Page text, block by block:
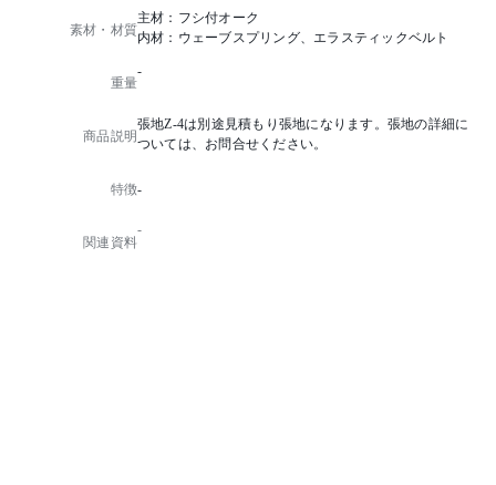
素材・材質
主材：フシ付オーク
内材：ウェーブスプリング、エラスティックベルト
重量
-
商品説明
張地Z-4は別途見積もり張地になります。張地の詳細に
ついては、お問合せください。
特徴-
関連資料
-